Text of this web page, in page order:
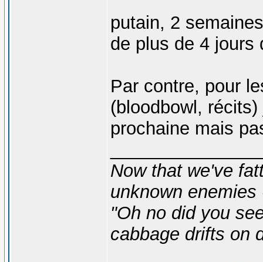
putain, 2
de plus de 4 jours
Par contre, pour
(bloodbowl,
prochaine mais
Now that we've
unknown
"Oh no did you
cabbage drifts on